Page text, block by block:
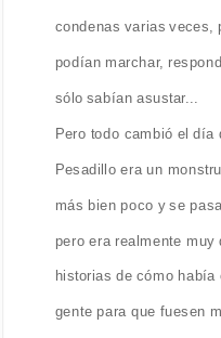
condenas varias veces,
podían marchar,
sólo sabían asustar...
Pero todo cambió el día
Pesadillo era un
más bien poco y se
pero era realmente
historias de cómo
gente para que fuesen